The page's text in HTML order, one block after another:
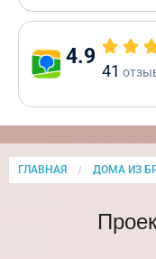
4.9
41
ГЛАВНАЯ ДОМА ИЗ